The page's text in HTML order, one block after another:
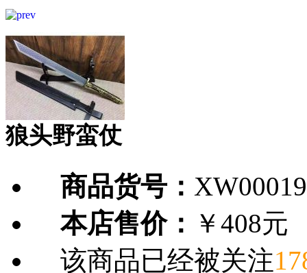
狼头野蛮仗
商品货号：
本店售价： ￥408元
该商品已经被关注